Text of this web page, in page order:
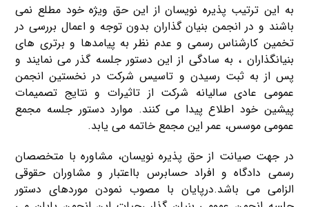
به این ترتیب پذیره نویسان از این حق ویژه خود مطلع نمی
باشند و در انجمن بنیان گذاران بدون توجه و اعمال بررسی در
تخمین کارشناس رسمی و عدم نظر به پیامدها و برتری های
بنیانگذاران ، به سادگی از این دستور جلسه گذر می نمایند و
پس از به ثبت رسیدن و تاسیس شرکت در نخستین انجمن
عمومی عادی سالیانه شرکت از تاثیرات و نتایج تصمیمات
پیشین خود اطلاع پیدا می کنند. موارد دستور جلسه مجمع
عمومی موسس، عمر این مجمع خاتمه می یابد.
در جهت صیانت از حق پذیره نویسان، مشاوره با متخصصان
رسمی دادگاه و افراد حسابرس بااعتبار و مشاوران حقوقی
الزامی می باشد.درپایان با مصوب نمودن موردهای دستور